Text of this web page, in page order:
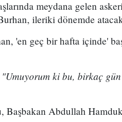
meydana gelen
ileriki dönemde
'en geç bir hafta içinde'
"Umuyorum ki bu, birkaç
Başbakan Abdullah